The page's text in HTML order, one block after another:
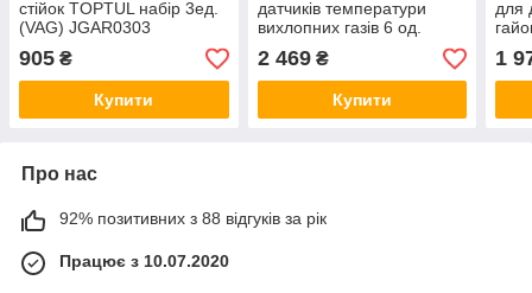
стійок TOPTUL набір 3ед.
(VAG) JGAR0303
905 ₴
Купити
датчиків температури
вихлопних газів 6 од.
2 469₴
Купити
для
1
Про нас
92% позитивних з 88 відгуків за рік
Працює з 10.07.2020